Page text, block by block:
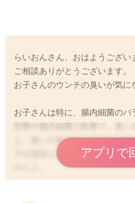
らいおんさん、おはようござい
ご相談ありがとうございます。
お子さんのウンチの臭いが気に
お子さんは特に、腸内細菌の
影響や腸内細菌の影響で、臭
よ。臭いの変化だけであれば
子が普段とお変わりなければ
ただ、もしお子さんのウンチ
アプリで